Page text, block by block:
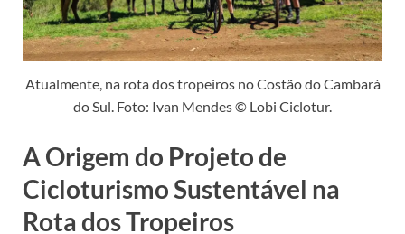
Atualmente, na rota dos tropeiros no Costão do Cambará
do Sul. Foto: Ivan Mendes © Lobi Ciclotur.
A Origem do Projeto de
Cicloturismo Sustentável na
Rota dos Tropeiros